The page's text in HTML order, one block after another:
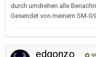
durch umdrehen alle
Gesendet von meinem SM-
edgonzo